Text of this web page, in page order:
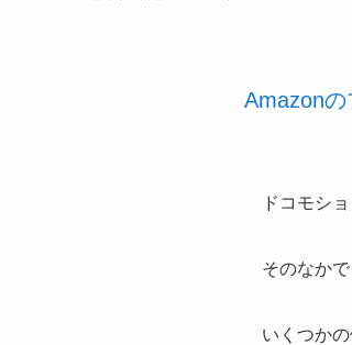
Amazonの
ドコモシ
そのなか
いくつか